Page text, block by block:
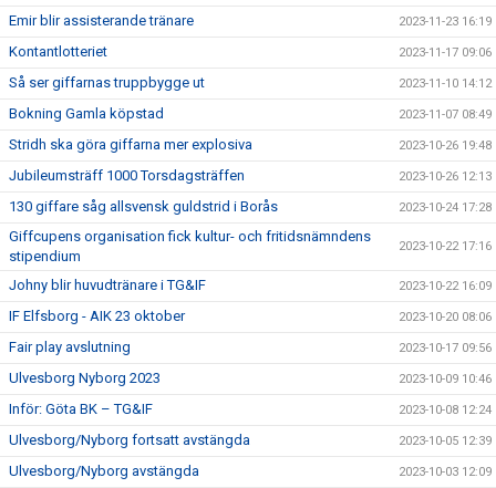
Emir blir assisterande tränare 2023-11-23 16:19
Kontantlotteriet 2023-11-17 09:06
Så ser giffarnas truppbygge ut 2023-11-10 14:12
Bokning Gamla köpstad 2023-11-07 08:49
Stridh ska göra giffarna mer explosiva 2023-10-26 19:48
Jubileumsträff 1000 Torsdagsträffen 2023-10-26 12:13
130 giffare såg allsvensk guldstrid i Borås 2023-10-24 17:28
Giffcupens organisation fick kultur- och fritidsnämndens
stipendium
2023-10-22 17:16
Johny blir huvudtränare i TG&IF 2023-10-22 16:09
IF Elfsborg - AIK 23 oktober 2023-10-20 08:06
Fair play avslutning 2023-10-17 09:56
Ulvesborg Nyborg 2023 2023-10-09 10:46
Inför: Göta BK – TG&IF 2023-10-08 12:24
Ulvesborg/Nyborg fortsatt avstängda 2023-10-05 12:39
Ulvesborg/Nyborg avstängda 2023-10-03 12:09